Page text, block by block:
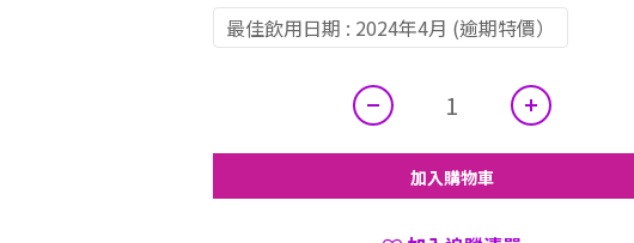
最佳飲用日期 : 2024年4月 (逾期特價）
加入購物車